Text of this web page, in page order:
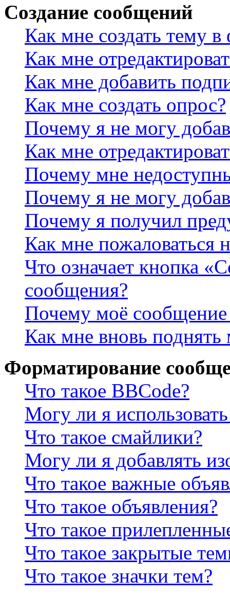
Создание сообщений
Как мне создать тему
Как мне
Как мне добавить
Как мне создать опрос?
Почему я не могу
Как мне
Почему мне
Почему я не могу
Почему я получил
Как мне пожаловаться
Что означает кнопка
сообщения?
Почему моё сообщение
Как мне вновь
Форматирование
Что такое BBCode?
Могу ли я
Что такое смайлики?
Могу ли я добавлять
Что такое важные
Что такое объявления?
Что такое
Что такое закрытые
Что такое значки тем?